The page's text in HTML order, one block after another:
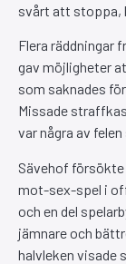
svårt att stoppa,
Flera räddningar
gav möjligheter
som saknades
Missade
var några av
Sävehof
mot-sex-spel i
och en del
jämnare och
halvleken visade